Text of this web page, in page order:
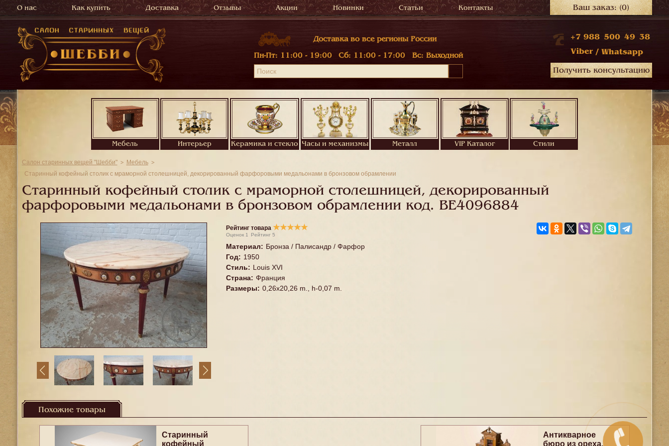
О нас Как купить Доставка Отзывы Акции Новинки Статьи Контакты Ваш заказ:(0)
Доставка во все регионы России
Пн-Пт: 11:00 - 19:00 Сб: 11:00 - 17:00 Вс: Выходной
+7 988 500 49 38
Viber / Whatsapp
Получить консультацию
Мебель Интерьер Керамика и стекло Часы и механизмы Металл VIP Каталог Стили
Салон старинных вещей "Шебби"
Мебель
Старинный кофейный столик с мраморной столешницей, декорированный фарфоровыми медальонами в бронзовом обрамлении
Старинный кофейный столик с мраморной столешницей, декорированный
фарфоровыми медальонами в бронзовом обрамлении код. BE4096884
Рейтинг товара ★★★★★
Оценок 1 Рейтинг 5
Материал: Бронза / Палисандр / Фарфор
Год: 1950
Стиль: Louis XVI
Страна: Франция
Размеры: 0,26x20,26 m., h-0,07 m.
Похожие товары
Старинный
кофейный
Антикварное
бюро из ореха,